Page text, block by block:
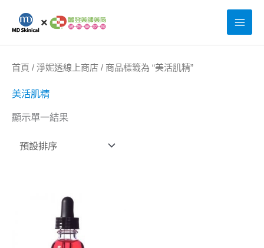
主
首頁 / 淨妮透線上商店 / 商品標籤為 “美活肌精”
美活肌精
顯示單一結果